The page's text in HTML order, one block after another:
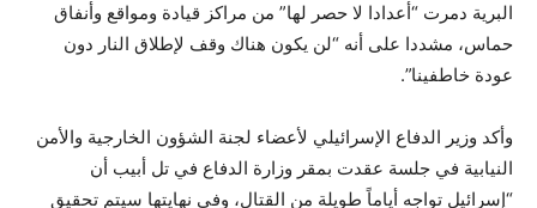
البرية دمرت “أعدادا لا حصر لها” من مراكز قيادة ومواقع وأنفاق
حماس، مشددا على أنه “لن يكون هناك وقف لإطلاق النار دون
عودة خاطفينا”.
وأكد وزير الدفاع الإسرائيلي لأعضاء لجنة الشؤون الخارجية والأمن
النيابية في جلسة عقدت بمقر وزارة الدفاع في تل أبيب أن
“إسرائيل تواجه أياماً طويلة من القتال، وفي نهايتها سيتم تحقيق